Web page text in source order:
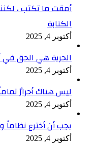
أمقت ما تكتب ،
الكتابة
أكتوبر 4, 2025
الحرية هي الحق في
أكتوبر 4, 2025
ليس هناك أحرارٌ
أكتوبر 4, 2025
يجب أن أخترع
أكتوبر 4, 2025